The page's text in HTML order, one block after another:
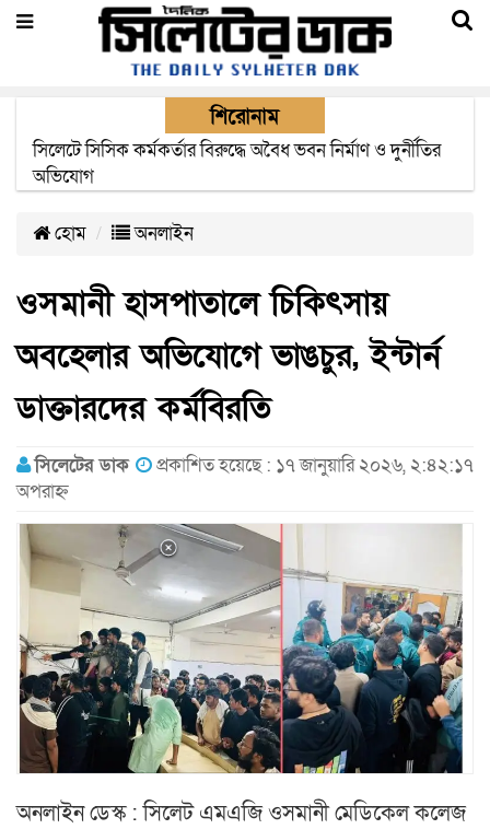
শিরোনাম
২২ ঘণ্টা পর ত্রুটি সেরে জেদ্দার উদ্দেশ্যে ছাড়লো বিমানের ফ্লাইট
হোম অনলাইন
ওসমানী হাসপাতালে চিকিৎসায়
অবহেলার অভিযোগে ভাঙচুর, ইন্টার্ন
ডাক্তারদের কর্মবিরতি
সিলেটের ডাক
প্রকাশিত হয়েছে : ১৭ জানুয়ারি ২০২৬, ২:৪২:১৭
অপরাহ্ন
অনলাইন ডেস্ক : সিলেট এমএজি ওসমানী মেডিকেল কলেজ